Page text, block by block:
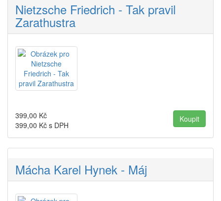
Nietzsche Friedrich - Tak pravil
Zarathustra
399,00 Kč
399,00 Kč s DPH
Mácha Karel Hynek - Máj